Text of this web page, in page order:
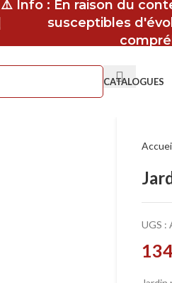
⚠️ Info : En raison du
susceptibles
CATALOGUES
UGS :